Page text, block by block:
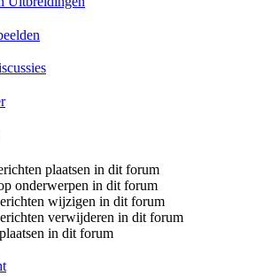
plaatsen in dit forum
onderwerpen in dit forum
wijzigen in dit forum
verwijderen in dit forum
in dit forum